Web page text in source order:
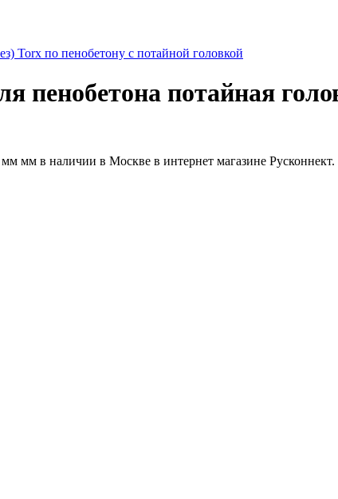
Torx по пенобетону с потайной головкой
пенобетона потайная
мм в наличии в Москве в интернет магазине